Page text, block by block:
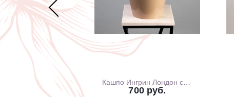
"Шинуазри Blue"
500 руб. 700 руб.